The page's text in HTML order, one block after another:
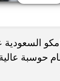
أكبر نظام
في «ملك الغابة»